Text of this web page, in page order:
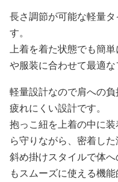
長さ調節が可能な軽量
す。
上着を着た状態でも簡
や服装に合わせて最適な
軽量設計なので肩への
疲れにくい設計です。
抱っこ紐を上着の中に
ら守りながら、密着した
斜め掛けスタイルで体
もスムーズに使える機